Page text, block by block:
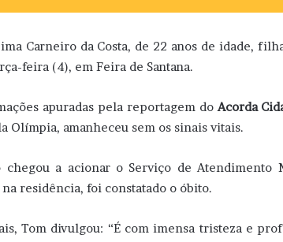
Carneiro da Costa, de 22 anos de idade,
feira (4), em Feira de Santana.
apuradas pela reportagem doAcorda
Olímpia, amanheceu sem os sinais vitais.
chegou a acionar o Serviço de Atendimento
residência, foi constatado o óbito.
Tom divulgou: “É com imensa tristeza e